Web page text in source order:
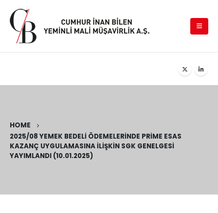
HOME
2025/08 YEMEK BEDELI ÖDEMELERINDE PRIME ESAS
KAZANÇ UYGULAMASINA İLIŞKIN SGK GENELGESI
YAYIMLANDI (10.01.2025)